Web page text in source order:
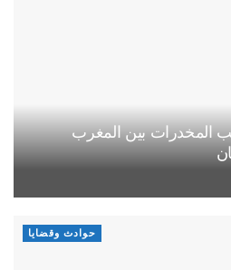
المخدرات بين المغرب
حوادث وقضايا